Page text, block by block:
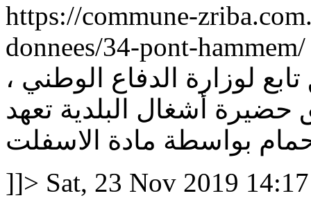
https://commune-
donnees/34-pont-hammem/
لوزارة الدفاع الوطني ،
أشغال البلدية تعهد
بواسطة مادة الاسفلت
]]> Sat, 23 Nov 2019